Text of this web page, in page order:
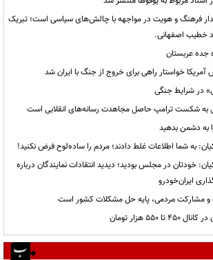
فرهنگ و هویت در مواجهه با چالش‌های سیاسی است؛ تبریک
خطیب اصفهانی.
جده عربستان
خواستار راهی برای خروج از جنگ با ایران شد
در شرایط جنگی
به شکست ترامپ حاصل مجاهدت رسانه‌های انقلابی است
به دشمن بدهید
به شما اطلاعات غلط دادند؛ مردم را ساده‌لوح فرض نکنید!
خودتان در مجلس بودید؛ دیدید انتقادات نمایندگان درباره
ایران‌خودرو
مشارکت مردمی، پایه حل مشکلات کشور است
هزار تومان